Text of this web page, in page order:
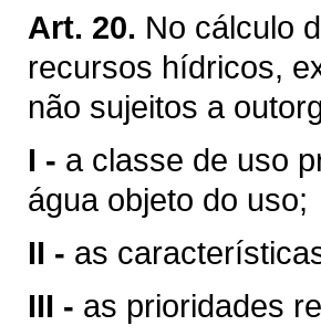
Art. 20. No cálculo
recursos hídricos,
não sujeitos a
I - a classe de uso
água objeto do uso;
II - as
III - as prioridades